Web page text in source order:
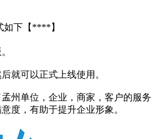
如下【****】
就可以正式上线使用。
州单位，企业，商家，客户的服务
度，有助于提升企业形象。